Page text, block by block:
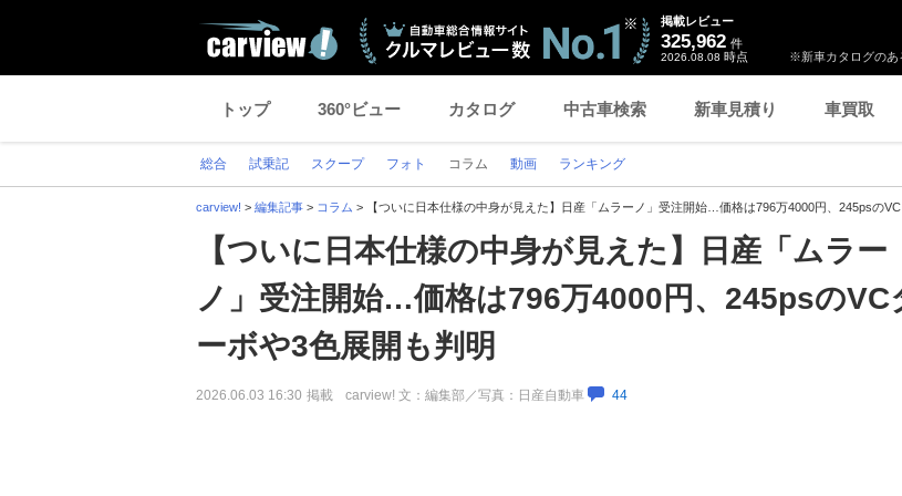
※新車カタログのあ
掲載レビュー
325,962 件
2026.08.08 時点
トップ 360°ビュー カタログ 中古車検索 新車見積り 車買取
総合 試乗記 スクープ フォト コラム 動画 ランキング
carview! > 編集記事 > コラム > 【ついに日本仕様の中身が見えた】日産「ムラーノ」受注開始…価格は796万4000円、245psの
【ついに日本仕様の中身が見えた】日産「ムラー
ノ」受注開始…価格は796万4000円、245psのVC
ーボや3色展開も判明
2026.06.03 16:30 掲載 carview! 文：編集部／写真：日産自動車 44